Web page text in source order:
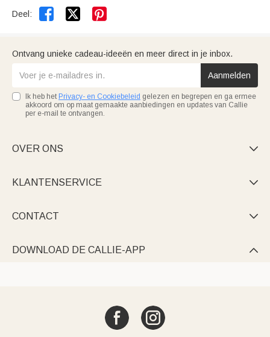
Deel:  
Ontvang unieke cadeau-ideeën en meer direct in je inbox.
Aanmelden
Ik heb het Privacy- en Cookiebeleid gelezen en begrepen en ga ermee
akkoord om op maat gemaakte aanbiedingen en updates van Callie
per e-mail te ontvangen.
OVER ONS 
KLANTENSERVICE 
CONTACT 
DOWNLOAD DE CALLIE-APP 